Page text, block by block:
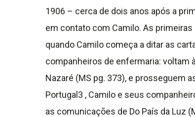
1906 – cerca de dois anos após a
em contato com Camilo. As
quando Camilo começa a ditar as
companheiros de enfermaria: voltam
Nazaré (MS pg. 373), e prosseguem
Portugal3 , Camilo e seus
as comunicações de Do País da Luz